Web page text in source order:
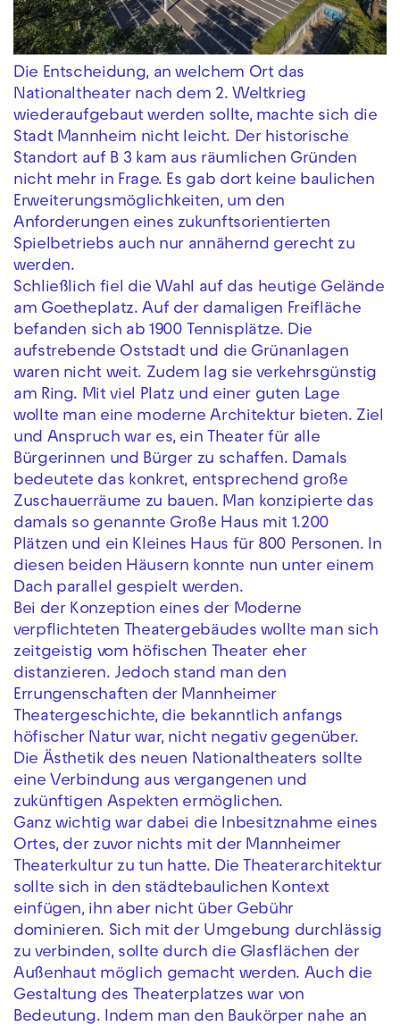
Die Entscheidung, an welchem Ort das
Nationaltheater nach dem 2. Weltkrieg
wiederaufgebaut werden sollte, machte sich die
Stadt Mannheim nicht leicht. Der historische
Standort auf B 3 kam aus räumlichen Gründen
nicht mehr in Frage. Es gab dort keine baulichen
Erweiterungsmöglichkeiten, um den
Anforderungen eines zukunftsorientierten
Spielbetriebs auch nur annähernd gerecht zu
werden.
Schließlich fiel die Wahl auf das heutige Gelände
am Goetheplatz. Auf der damaligen Freifläche
befanden sich ab 1900 Tennisplätze. Die
aufstrebende Oststadt und die Grünanlagen
waren nicht weit. Zudem lag sie verkehrsgünstig
am Ring. Mit viel Platz und einer guten Lage
wollte man eine moderne Architektur bieten. Ziel
und Anspruch war es, ein Theater für alle
Bürgerinnen und Bürger zu schaffen. Damals
bedeutete das konkret, entsprechend große
Zuschauerräume zu bauen. Man konzipierte das
damals so genannte Große Haus mit 1.200
Plätzen und ein Kleines Haus für 800 Personen. In
diesen beiden Häusern konnte nun unter einem
Dach parallel gespielt werden.
Bei der Konzeption eines der Moderne
verpflichteten Theatergebäudes wollte man sich
zeitgeistig vom höfischen Theater eher
distanzieren. Jedoch stand man den
Errungenschaften der Mannheimer
Theatergeschichte, die bekanntlich anfangs
höfischer Natur war, nicht negativ gegenüber.
Die Ästhetik des neuen Nationaltheaters sollte
eine Verbindung aus vergangenen und
zukünftigen Aspekten ermöglichen.
Ganz wichtig war dabei die Inbesitznahme eines
Ortes, der zuvor nichts mit der Mannheimer
Theaterkultur zu tun hatte. Die Theaterarchitektur
sollte sich in den städtebaulichen Kontext
einfügen, ihn aber nicht über Gebühr
dominieren. Sich mit der Umgebung durchlässig
zu verbinden, sollte durch die Glasflächen der
Außenhaut möglich gemacht werden. Auch die
Gestaltung des Theaterplatzes war von
Bedeutung. Indem man den Baukörper nahe an